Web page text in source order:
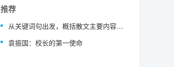
推荐
从关键词句出发，概括散文主要内容的教学实践 ——以散文《跨越百年的美丽》教学为例
袁振国：校长的第一使命